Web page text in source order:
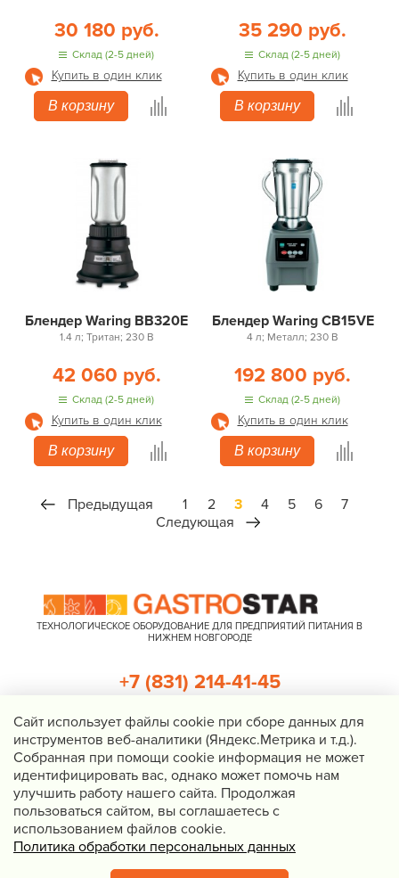
30 180 руб.
Склад (2-5 дней)
Купить в один клик
В корзину
35 290 руб.
Склад (2-5 дней)
Купить в один клик
В корзину
Блендер Waring BB320E
1.4 л; Тритан; 230 В
42 060 руб.
Склад (2-5 дней)
Купить в один клик
В корзину
Блендер Waring CB15VE
4 л; Металл; 230 В
192 800 руб.
Склад (2-5 дней)
Купить в один клик
В корзину
Предыдущая 1 2 3 4 5 6
7
Следующая
ТЕХНОЛОГИЧЕСКОЕ ОБОРУДОВАНИЕ ДЛЯ ПРЕДПРИЯТИЙ ПИТАНИЯ В
НИЖНЕМ НОВГОРОДЕ
Нижний Новгород, Казанское шоссе, д. 4, корп. 3, пом. 1
info@gastrostar.ru
Политика конфиденциальности
+7 (831) 214-41-45
Перезвоните мне
оборудования для предприятий общественного питания
Cайт использует файлы cookie при сборе данных для
инструментов веб-аналитики (Яндекс.Метрика и т.д.).
Собранная при помощи cookie информация не может
идентифицировать вас, однако может помочь нам
улучшить работу нашего сайта. Продолжая
пользоваться сайтом, вы соглашаетесь с
использованием файлов cookie.
Политика обработки персональных данных